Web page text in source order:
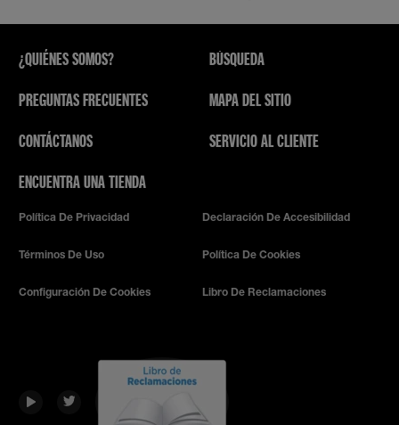
¿QUIÉNES SOMOS?
PREGUNTAS FRECUENTES
CONTÁCTANOS
ENCUENTRA UNA TIENDA
BÚSQUEDA
MAPA DEL SITIO
SERVICIO AL CLIENTE
Política De Privacidad Declaración De Accesibilidad
Términos De Uso Política De Cookies
Configuración De Cookies Libro De Reclamaciones